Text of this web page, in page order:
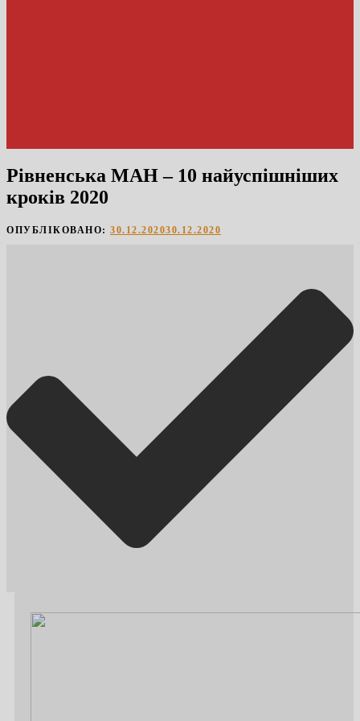
Рівненська МАН – 10 найуспішніших
кроків 2020
ОПУБЛІКОВАНО: 30.12.202030.12.2020